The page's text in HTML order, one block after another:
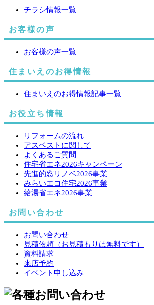
チラシ情報一覧
お客様の声
お客様の声一覧
住まいえのお得情報
住まいえのお得情報記事一覧
お役立ち情報
リフォームの流れ
アスベストに関して
よくあるご質問
住宅省エネ2026キャンペーン
先進的窓リノベ2026事業
みらいエコ住宅2026事業
給湯省エネ2026事業
お問い合わせ
お問い合わせ
見積依頼（お見積もりは無料です）
資料請求
来店予約
イベント申し込み